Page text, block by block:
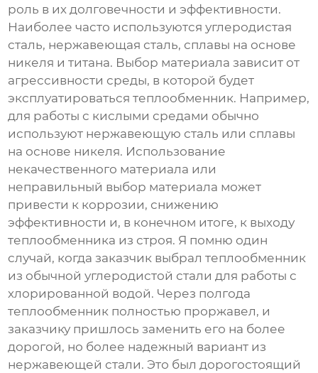
роль в их долговечности и эффективности.
Наиболее часто используются углеродистая
сталь, нержавеющая сталь, сплавы на основе
никеля и титана. Выбор материала зависит от
агрессивности среды, в которой будет
эксплуатироваться теплообменник. Например,
для работы с кислыми средами обычно
используют нержавеющую сталь или сплавы
на основе никеля. Использование
некачественного материала или
неправильный выбор материала может
привести к коррозии, снижению
эффективности и, в конечном итоге, к выходу
теплообменника из строя. Я помню один
случай, когда заказчик выбрал теплообменник
из обычной углеродистой стали для работы с
хлорированной водой. Через полгода
теплообменник полностью проржавел, и
заказчику пришлось заменить его на более
дорогой, но более надежный вариант из
нержавеющей стали. Это был дорогостоящий